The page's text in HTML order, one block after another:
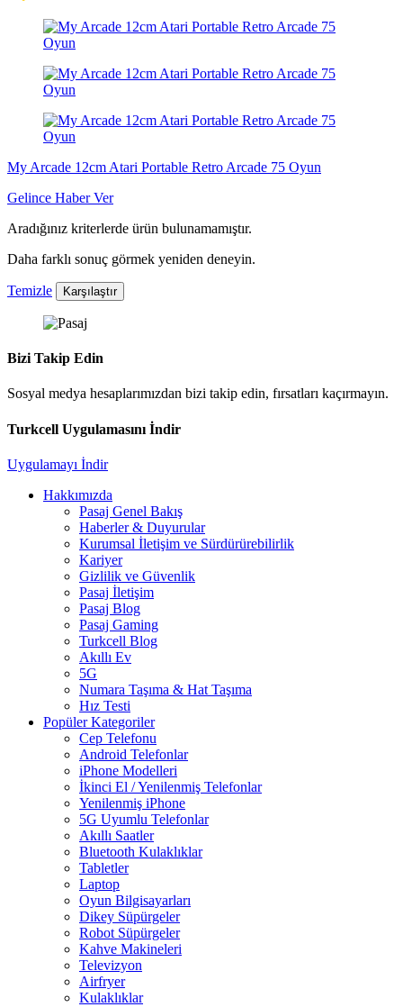
My Arcade 12cm Atari Portable Retro Arcade 75 Oyun
Gelince Haber Ver
Aradığınız kriterlerde ürün bulunamamıştır.
Daha farklı sonuç görmek yeniden deneyin.
Temizle Karşılaştır
Bizi Takip Edin
Sosyal medya hesaplarımızdan bizi takip edin, fırsatları kaçırmayın.
Turkcell Uygulamasını İndir
Uygulamayı İndir
Hakkımızda
Pasaj Genel Bakış
Haberler & Duyurular
Kurumsal İletişim ve Sürdürürebilirlik
Kariyer
Gizlilik ve Güvenlik
Pasaj İletişim
Pasaj Blog
Pasaj Gaming
Turkcell Blog
Akıllı Ev
5G
Numara Taşıma & Hat Taşıma
Hız Testi
Popüler Kategoriler
Cep Telefonu
Android Telefonlar
iPhone Modelleri
İkinci El / Yenilenmiş Telefonlar
Yenilenmiş iPhone
5G Uyumlu Telefonlar
Akıllı Saatler
Bluetooth Kulaklıklar
Tabletler
Laptop
Oyun Bilgisayarları
Dikey Süpürgeler
Robot Süpürgeler
Kahve Makineleri
Televizyon
Airfryer
Kulaklıklar